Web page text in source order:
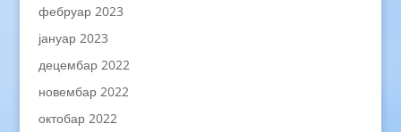
фебруар 2023
јануар 2023
децембар 2022
новембар 2022
октобар 2022